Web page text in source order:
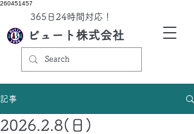
260451457
ビュート株式会社
​365日24時間対応！
記事
2026.2.8(日)